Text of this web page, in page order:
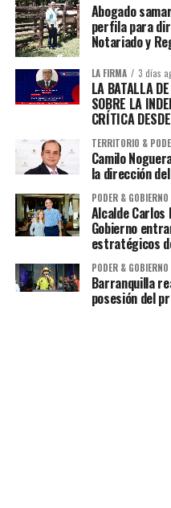
Abogado
perfila para
Notariado y
LA FIRMA 3 días
LA BATALLA
SOBRE LA
CRÍTICA
TERRITORIO &
Camilo
la dirección
PODER & GOBIERNO
Alcalde Carlos
Gobierno
estratégicos
PODER & GOBIERNO
Barranquilla
posesión del